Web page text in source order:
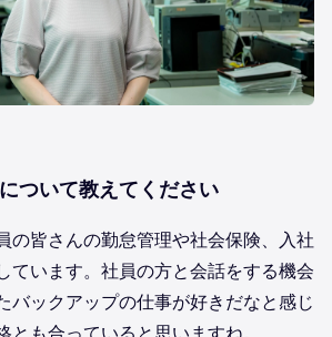
ついて教えてください
の皆さんの勤怠管理や社会保険、入社
ています。社員の方と会話をする機会
バックアップの仕事が好きだなと感じ